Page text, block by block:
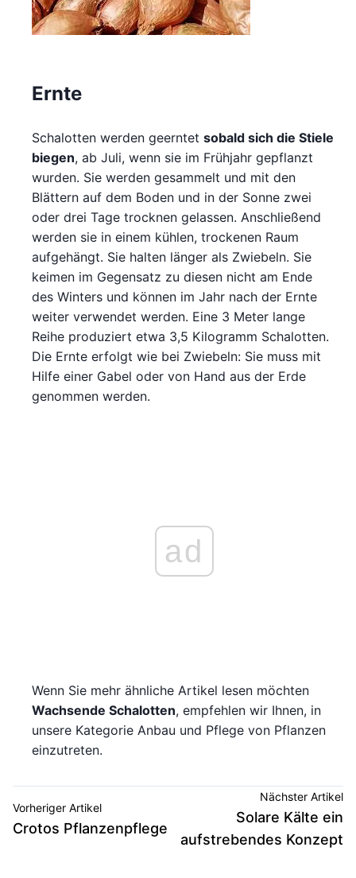
Ernte
Schalotten werden geerntet sobald sich die Stiele
biegen, ab Juli, wenn sie im Frühjahr gepflanzt
wurden. Sie werden gesammelt und mit den
Blättern auf dem Boden und in der Sonne zwei
oder drei Tage trocknen gelassen. Anschließend
werden sie in einem kühlen, trockenen Raum
aufgehängt. Sie halten länger als Zwiebeln. Sie
keimen im Gegensatz zu diesen nicht am Ende
des Winters und können im Jahr nach der Ernte
weiter verwendet werden. Eine 3 Meter lange
Reihe produziert etwa 3,5 Kilogramm Schalotten.
Die Ernte erfolgt wie bei Zwiebeln: Sie muss mit
Hilfe einer Gabel oder von Hand aus der Erde
genommen werden.
ad
Wenn Sie mehr ähnliche Artikel lesen möchten
Wachsende Schalotten, empfehlen wir Ihnen, in
unsere Kategorie Anbau und Pflege von Pflanzen
einzutreten.
Vorheriger Artikel
Crotos Pflanzenpflege
Nächster Artikel
Solare Kälte ein
aufstrebendes Konzept